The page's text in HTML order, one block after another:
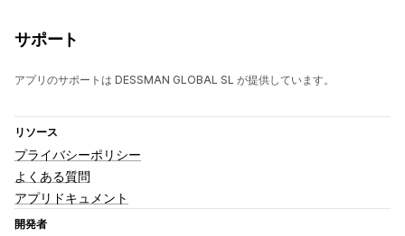
サポート
アプリのサポートは DESSMAN GLOBAL SL が提供しています。
リソース
プライバシーポリシー
よくある質問
アプリドキュメント
開発者